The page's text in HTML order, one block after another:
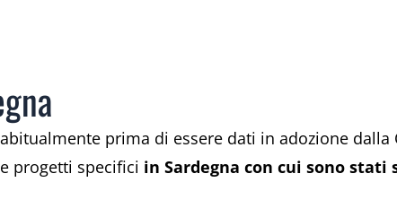
prima di essere dati in adozione dalla
progetti specifici in Sardegna con cui sono